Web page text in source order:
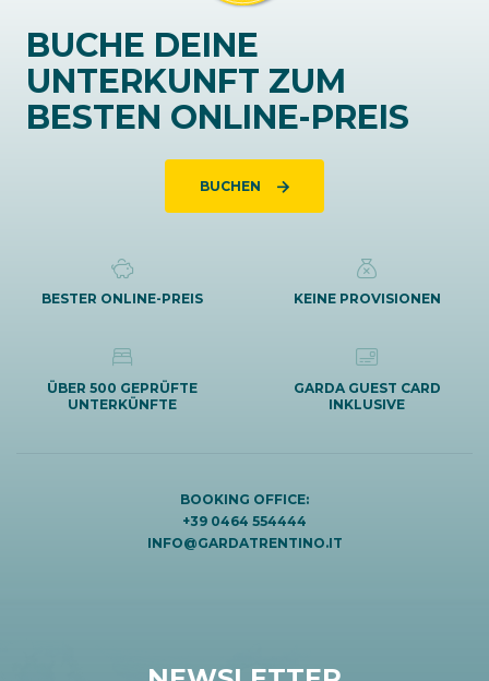
BUCHE DEINE
UNTERKUNFT ZUM
BESTEN ONLINE-PREIS
BUCHEN
BESTER ONLINE-PREIS KEINE PROVISIONEN
ÜBER 500 GEPRÜFTE
UNTERKÜNFTE
GARDA GUEST CARD
INKLUSIVE
BOOKING OFFICE:
+39 0464 554444
INFO@GARDATRENTINO.IT